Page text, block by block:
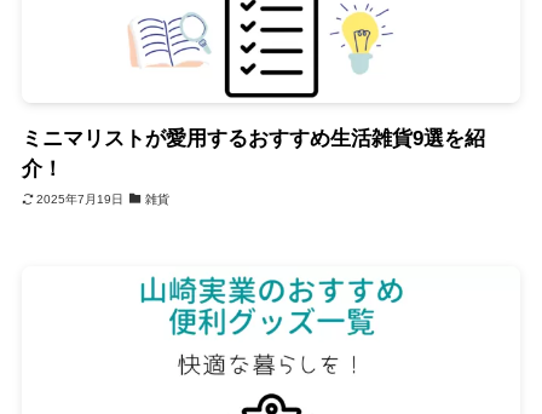
ミニマリストが愛用するおすすめ生活雑貨9選を紹
介！
2025年7月19日 雑貨